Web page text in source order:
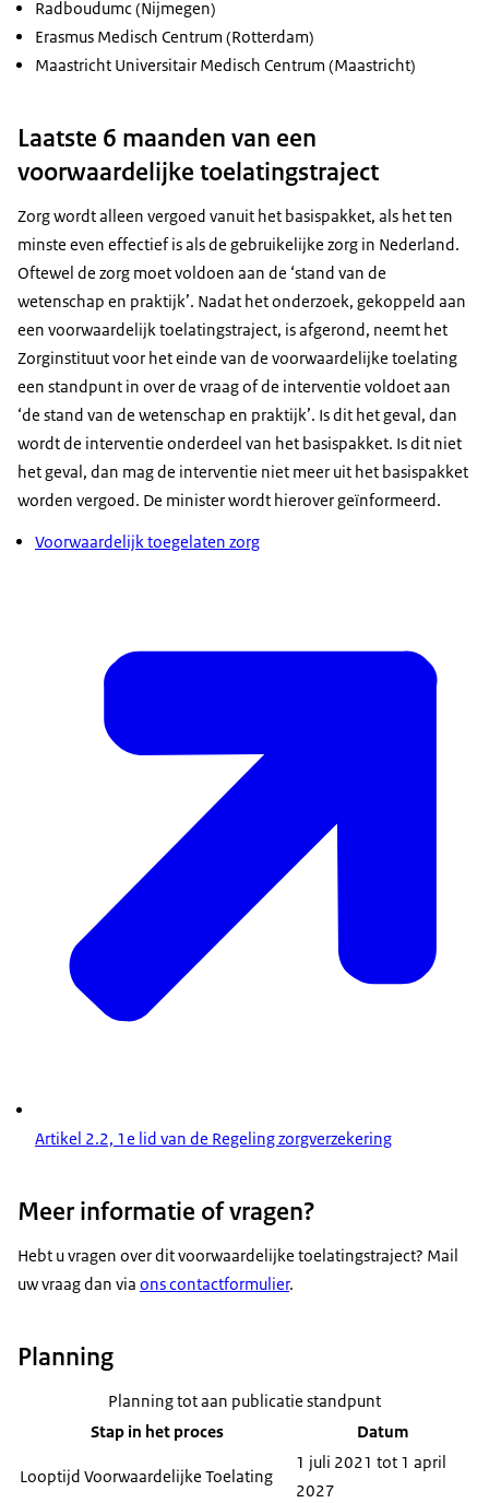
Radboudumc (Nijmegen)
Erasmus Medisch Centrum (Rotterdam)
Maastricht Universitair Medisch Centrum (Maastricht)
Laatste 6 maanden van een
voorwaardelijke toelatingstraject
Zorg wordt alleen vergoed vanuit het basispakket, als het ten
minste even effectief is als de gebruikelijke zorg in Nederland.
Oftewel de zorg moet voldoen aan de ‘stand van de
wetenschap en praktijk’. Nadat het onderzoek, gekoppeld aan
een voorwaardelijk toelatingstraject, is afgerond, neemt het
Zorginstituut voor het einde van de voorwaardelijke toelating
een standpunt in over de vraag of de interventie voldoet aan
‘de stand van de wetenschap en praktijk’. Is dit het geval, dan
wordt de interventie onderdeel van het basispakket. Is dit niet
het geval, dan mag de interventie niet meer uit het basispakket
worden vergoed. De minister wordt hierover geïnformeerd.
Voorwaardelijk toegelaten zorg
Artikel 2.2, 1e lid van de Regeling zorgverzekering
Meer informatie of vragen?
Hebt u vragen over dit voorwaardelijke toelatingstraject? Mail
uw vraag dan via ons contactformulier.
Planning
Planning tot aan publicatie standpunt
Stap in het proces
Datum
Looptijd Voorwaardelijke Toelating
1 juli 2021 tot 1 april
2027